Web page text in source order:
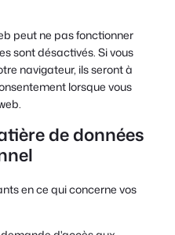
peut ne pas fonctionner
sont désactivés. Si vous
navigateur, ils seront à
lorsque vous
de données
en ce qui concerne vos